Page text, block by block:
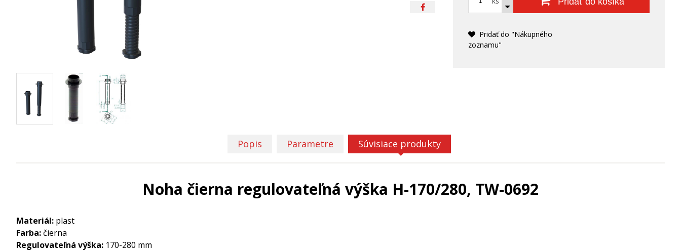
Pridať do "Nákupného
zoznamu"
Popis Parametre Súvisiace produkty
Noha čierna regulovateľná výška H-170/280, TW-0692
Materiál: plast
Farba: čierna
Regulovateľná výška: 170-280 mm